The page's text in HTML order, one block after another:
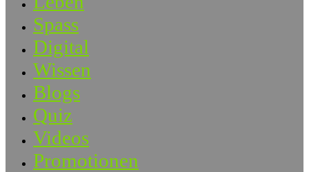
Spass
Digital
Wissen
Blogs
Quiz
Videos
Promotionen